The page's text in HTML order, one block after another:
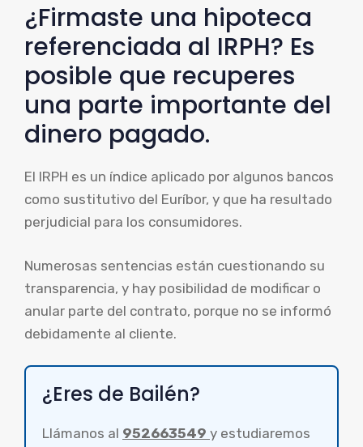
¿Firmaste una hipoteca
referenciada al IRPH? Es
posible que recuperes
una parte importante del
dinero pagado.
El IRPH es un índice aplicado por algunos bancos
como sustitutivo del Euríbor, y que ha resultado
perjudicial para los consumidores.
Numerosas sentencias están cuestionando su
transparencia, y hay posibilidad de modificar o
anular parte del contrato, porque no se informó
debidamente al cliente.
¿Eres de Bailén?
Llámanos al 952663549 y estudiaremos